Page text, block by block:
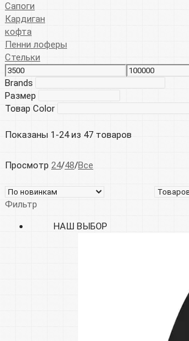
Сапоги
Кардиган
кофта
Пенни лоферы
Стельки
Brands
Размер
Товар Color
Показаны 1-24 из 47 товаров
Просмотр 24/48/Все
Фильтр
НАШ ВЫБОР